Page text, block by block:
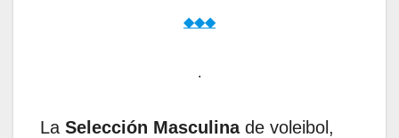
◆◆◆
.
La Selección Masculinade voleibol,